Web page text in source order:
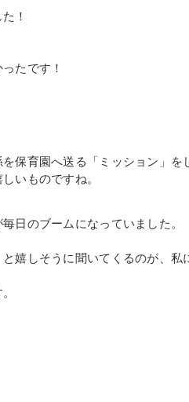
！
たです！
保育園へ送る「ミッション」を
いものですね。
日のブームになっていました。
嬉しそうに聞いてくるのが、